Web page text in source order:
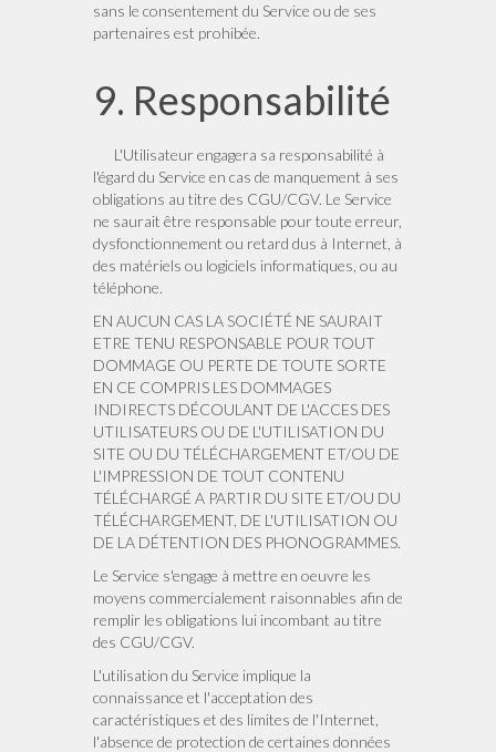
sans le consentement du Service ou de ses
partenaires est prohibée.
9. Responsabilité
L'Utilisateur engagera sa responsabilité à
l'égard du Service en cas de manquement à ses
obligations au titre des CGU/CGV. Le Service
ne saurait être responsable pour toute erreur,
dysfonctionnement ou retard dus à Internet, à
des matériels ou logiciels informatiques, ou au
téléphone.
EN AUCUN CAS LA SOCIÉTÉ NE SAURAIT
ETRE TENU RESPONSABLE POUR TOUT
DOMMAGE OU PERTE DE TOUTE SORTE
EN CE COMPRIS LES DOMMAGES
INDIRECTS DÉCOULANT DE L'ACCES DES
UTILISATEURS OU DE L'UTILISATION DU
SITE OU DU TÉLÉCHARGEMENT ET/OU DE
L'IMPRESSION DE TOUT CONTENU
TÉLÉCHARGÉ A PARTIR DU SITE ET/OU DU
TÉLÉCHARGEMENT, DE L'UTILISATION OU
DE LA DÉTENTION DES PHONOGRAMMES.
Le Service s'engage à mettre en oeuvre les
moyens commercialement raisonnables afin de
remplir les obligations lui incombant au titre
des CGU/CGV.
L'utilisation du Service implique la
connaissance et l'acceptation des
caractéristiques et des limites de l'Internet,
l'absence de protection de certaines données